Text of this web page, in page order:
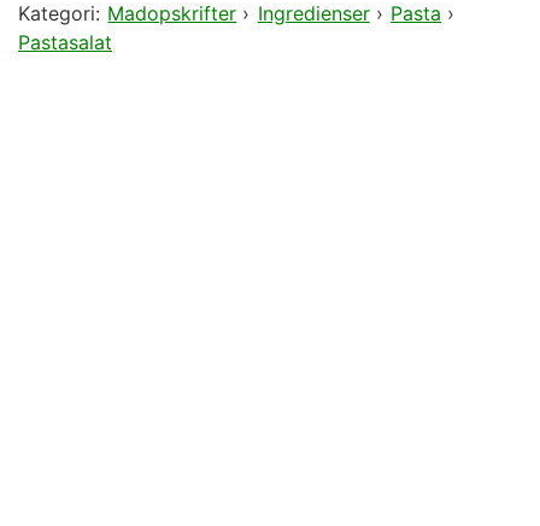
Kategori: Madopskrifter › Ingredienser› Pasta ›
Pastasalat